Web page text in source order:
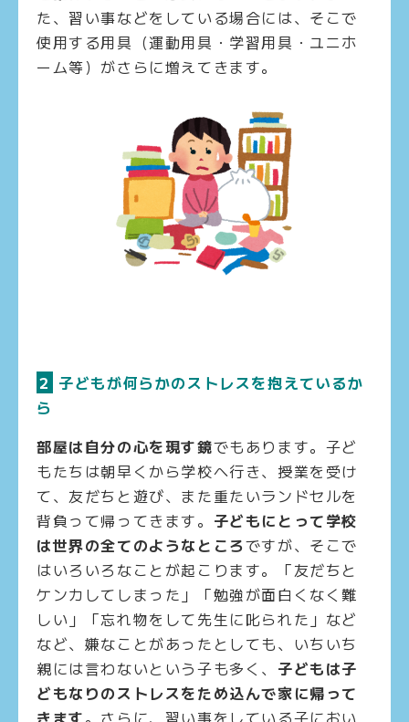
た、習い事などをしている場合には、そこで
使用する用具（運動用具・学習用具・ユニホ
ーム等）がさらに増えてきます。
２ 子どもが何らかのストレスを抱えているか
ら
部屋は自分の心を現す鏡でもあります。子ど
もたちは朝早くから学校へ行き、授業を受け
て、友だちと遊び、また重たいランドセルを
背負って帰ってきます。 子どもにとって学校
は世界の全てのようなところですが、そこで
はいろいろなことが起こります。「友だちと
ケンカしてしまった」「勉強が面白くなく難
しい」「忘れ物をして先生に叱られた」など
など、嫌なことがあったとしても、いちいち
親には言わないという子も多く、 子どもは子
どもなりのストレスをため込んで家に帰って
きます。さらに、習い事をしている子におい